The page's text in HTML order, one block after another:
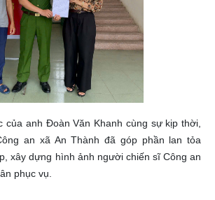
của anh Đoàn Văn Khanh cùng sự kịp thời,
an xã An Thành đã góp phần lan tỏa
xây dựng hình ảnh người chiến sĩ Công an
phục vụ.